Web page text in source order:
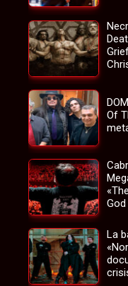
Of
God
La